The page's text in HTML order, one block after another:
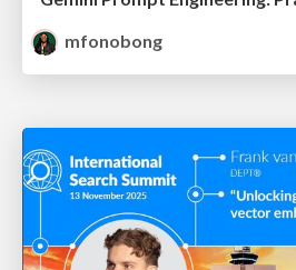
mfonobong